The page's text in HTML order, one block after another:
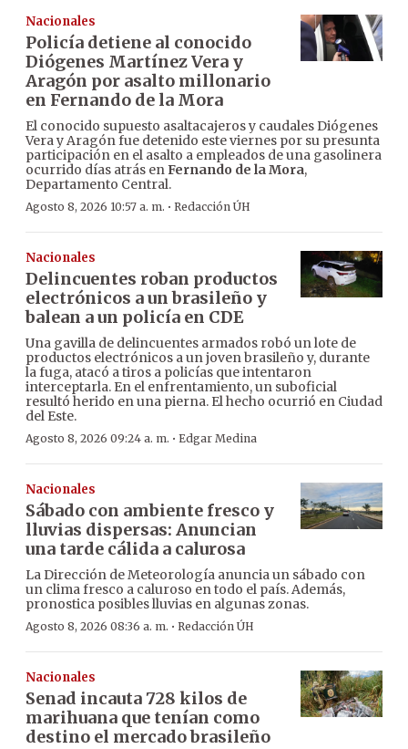
Nacionales
Policía detiene al conocido
Diógenes Martínez Vera y
Aragón por asalto millonario
en Fernando de la Mora
El conocido supuesto asaltacajeros y caudales Diógenes
Vera y Aragón fue detenido este viernes por su presunta
participación en el asalto a empleados de una gasolinera
ocurrido días atrás enFernando de la Mora,
Departamento Central.
Agosto 8, 2026 10:57 a. m. · Redacción ÚH
Nacionales
Delincuentes roban productos
electrónicos a un brasileño y
balean a un policía en CDE
Una gavilla de delincuentes armados robó un lote de
productos electrónicos a un joven brasileño y, durante
la fuga, atacó a tiros a policías que intentaron
interceptarla. En el enfrentamiento, un suboficial
resultó herido en una pierna. El hecho ocurrió en Ciudad
del Este.
Agosto 8, 2026 09:24 a. m. · Edgar Medina
Nacionales
Sábado con ambiente fresco y
lluvias dispersas: Anuncian
una tarde cálida a calurosa
La Dirección de Meteorología anuncia un sábado con
un clima fresco a caluroso en todo el país. Además,
pronostica posibles lluvias en algunas zonas.
Agosto 8, 2026 08:36 a. m. · Redacción ÚH
Nacionales
Senad incauta 728 kilos de
marihuana que tenían como
destino el mercado brasileño